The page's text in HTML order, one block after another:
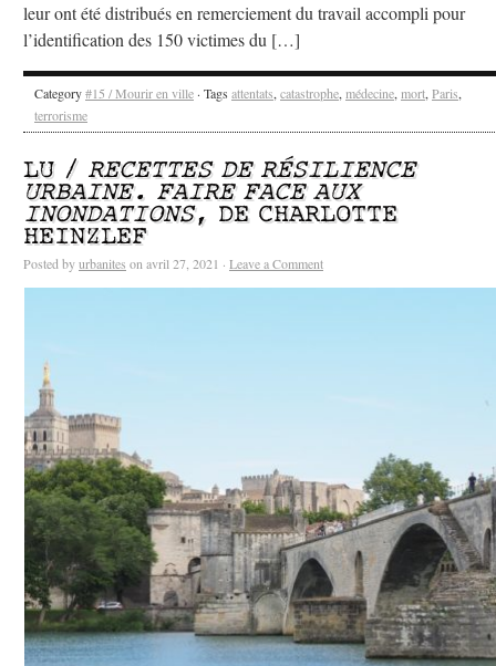
leur ont été distribués en remerciement du travail accompli pour
l’identification des 150 victimes du […]
Category#15 / Mourir en ville · Tags attentats, catastrophe, médecine, mort, Paris,
terrorisme
LU / RECETTES DE RÉSILIENCE
URBAINE. FAIRE FACE AUX
INONDATIONS, DE CHARLOTTE
HEINZLEF
Posted byurbanites on avril 27, 2021 · Leave a Comment